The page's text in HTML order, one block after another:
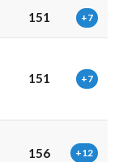
151 +7
151 +7
156 +12